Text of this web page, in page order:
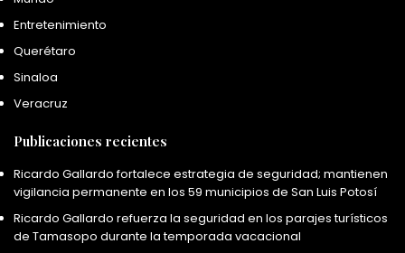
Entretenimiento
Querétaro
Sinaloa
Veracruz
Publicaciones recientes
Ricardo Gallardo fortalece estrategia de seguridad; mantienen
vigilancia permanente en los 59 municipios de San Luis Potosí
Ricardo Gallardo refuerza la seguridad en los parajes turísticos
de Tamasopo durante la temporada vacacional